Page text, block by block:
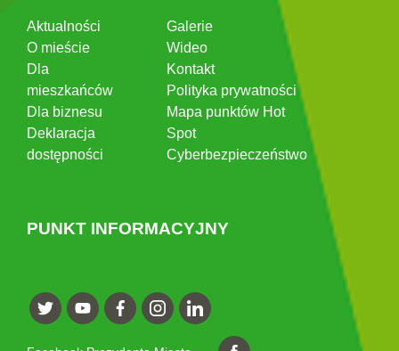
Aktualności
O mieście
Dla
mieszkańców
Dla biznesu
Deklaracja
dostępności
Galerie
Wideo
Kontakt
Polityka prywatności
Mapa punktów Hot
Spot
Cyberbezpieczeństwo
PUNKT INFORMACYJNY